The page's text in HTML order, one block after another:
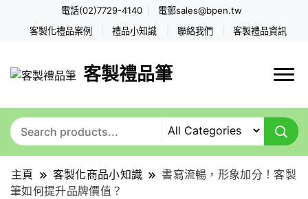
電話(02)7729-4140 電郵sales@bpen.tw
客製化禮品案例 禮品小知識 聯絡我們 客製禮品資訊
客製禮品筆
主頁 客製化商品小知識
書寫流暢，形象加分！客製
筆如何提升品牌價值？